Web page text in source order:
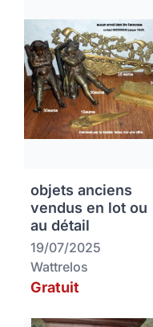
objets anciens
vendus en lot ou
au détail
19/07/2025
Wattrelos
Gratuit